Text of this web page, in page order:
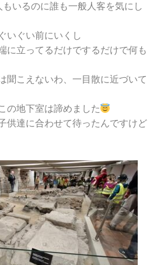
いるのに誰も一般人客を気にし
いぐい前にいくし
に立ってるだけでするだけで何も
聞こえないわ、一目散に近づいて
の地下室は諦めました
供達に合わせて待ったんですけど